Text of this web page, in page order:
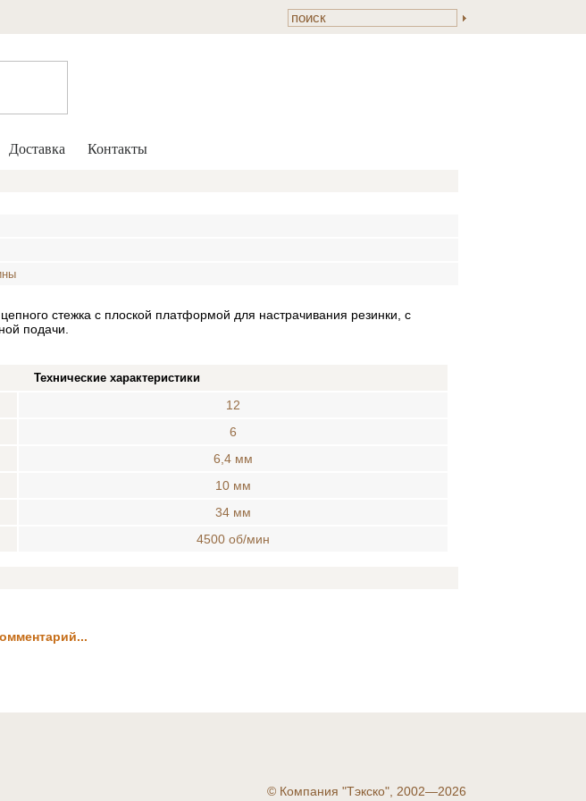
Доставка Контакты
стежка с плоской платформой для настрачивания резинки, с
подачи.
Технические характеристики
12
6
6,4 мм
10 мм
34 мм
4500 об/мин
©Компания "Тэкско", 2002—2026